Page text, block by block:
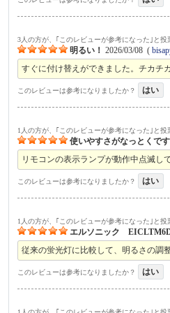
3人の方が、｢このレビューが参考になった｣と投
明るい！ 2026/03/08 (
すぐに付け替えができました。チカチ
このレビューは参考になりましたか？ はい
1人の方が、｢このレビューが参考になった｣と投
使いやすさがなっとくです.
リモコンの表示ランプが動作中点滅し
このレビューは参考になりましたか？ はい
1人の方が、｢このレビューが参考になった｣と投
エルソニック
従来の蛍光灯に比較して、明るさの調
このレビューは参考になりましたか？ はい